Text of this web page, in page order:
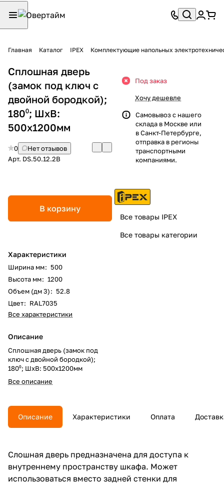
Главная Каталог IPEX Комплектующие напольных
Сплошная дверь
(замок под ключ с
двойной бородкой);
180⁰; ШхВ:
500х1200мм
0
Нет отзывов
Арт. DS.50.12.2B
В корзину
Характеристики
Ширина мм: 500
Высота мм: 1200
Объем (дм 3): 52.8
Цвет: RAL7035
Все характеристики
Описание
Сплошная дверь (замок под
ключ с двойной бородкой);
180⁰; ШхВ: 500х1200мм
Все описание
Под заказ
Хочу дешевле
Самовывоз с нашего
склада в Москве или
в Санкт-Петербурге,
отправка в регионы
транспортными
компаниями.
Все товары IPEX
Все товары категории
Описание Характеристики Оплата
Слошная дверь предназначена для доступа к
внутреннему пространству шкафа. Может
использоваться вместо задней стенки для